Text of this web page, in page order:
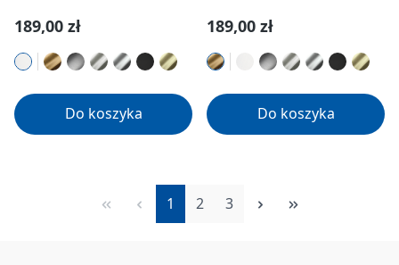
Cena regularna:
189,00 zł
Do koszyka
Cena regularna:
189,00 zł
Do koszyka
Strona
1 Strona
2 Strona
3